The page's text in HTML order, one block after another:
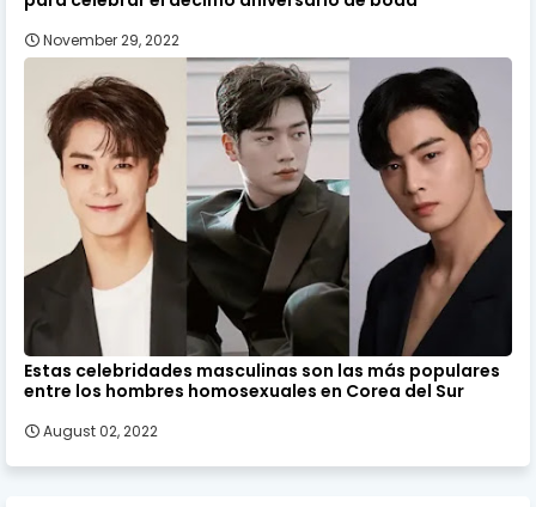
November 29, 2022
Estas celebridades masculinas son las más populares
entre los hombres homosexuales en Corea del Sur
August 02, 2022